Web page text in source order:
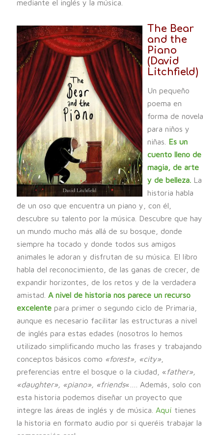
mediante el inglés y la música.
The Bear
and the
Piano
(David
Litchfield)
Un pequeño
poema en
forma de novela
para niños y
niñas.
Es un
cuento lleno de
magia, de arte
y de belleza.La
historia habla
de un oso que encuentra un piano y, con él,
descubre su talento por la música. Descubre que hay
un mundo mucho más allá de su bosque, donde
siempre ha tocado y donde todos sus amigos
animales le adoran y disfrutan de su música. El libro
habla del reconocimiento, de las ganas de crecer, de
expandir horizontes, de los retos y de la verdadera
amistad. A nivel de historia nos parece un recurso
excelentepara primer o segundo ciclo de Primaria,
aunque es necesario facilitar las estructuras a nivel
de inglés para estas edades (nosotros lo hemos
utilizado simplificando mucho las frases y trabajando
conceptos básicos como «forest», «city»,
preferencias entre el bosque o la ciudad, «father»,
«daughter», «piano», «friends«…. Además, solo con
esta historia podemos diseñar un proyecto que
integre las áreas de inglés y de música. Aquí tienes
la historia en formato audio por si queréis trabajar la